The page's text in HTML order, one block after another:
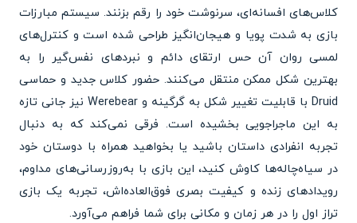
کلاس‌های افسانه‌ای، سرنوشت خود را رقم بزنند. سیستم مبارزات
بازی به شدت پویا و هیجان‌انگیز طراحی شده است و کنترل‌های
لمسی روان آن حس ارتقای دائم و نبردهای نفس‌گیر را به
بهترین شکل ممکن منتقل می‌کنند. حضور کلاس جدید و حماسی
Druid با قابلیت تغییر شکل به گرگینه و Werebear نیز جانی تازه
به این ماجراجویی بخشیده است. فرقی نمی‌کند که به دنبال
تجربه انفرادی داستان باشید یا بخواهید همراه با دوستان خود
در سیاه‌چاله‌ها کاوش کنید، این بازی با به‌روزرسانی‌های مداوم،
رویدادهای زنده و کیفیت بصری فوق‌العاده‌اش، تجربه یک بازی
تراز اول را در هر زمان و مکانی برای شما فراهم می‌آورد.